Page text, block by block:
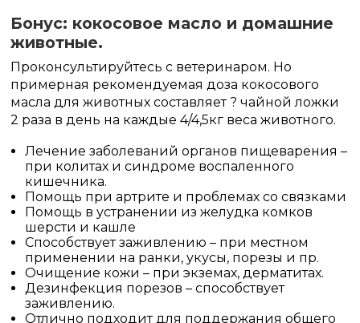
Бонус: кокосовое масло и домашние
животные.
Проконсультируйтесь с ветеринаром. Но
примерная рекомендуемая доза кокосового
масла для животных составляет ? чайной ложки
2 раза в день на каждые 4/4,5кг веса животного.
Лечение заболеваний органов пищеварения –
при колитах и синдроме воспаленного
кишечника.
Помощь при артрите и проблемах со связками
Помощь в устранении из желудка комков
шерсти и кашле
Способствует заживлению – при местном
применении на ранки, укусы, порезы и пр.
Очищение кожи – при экземах, дерматитах.
Дезинфекция порезов – способствует
заживлению.
Отлично подходит для поддержания общего